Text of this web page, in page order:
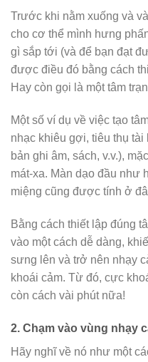
Trước khi nằm xuống và
cho cơ thể mình hưng
gì sắp tới (và để bạn đạt
được điều đó bằng cách
Hay còn gọi là một tâm
Một số ví dụ về việc tạo
nhạc khiêu gợi, tiêu thụ
bản ghi âm, sách, v.v.),
mát-xa. Màn dạo đầu như
miệng cũng được tính ở
Bằng cách thiết lập đúng
vào một cách dễ dàng,
sưng lên và trở nên nhạy
khoái cảm. Từ đó, cực
còn cách vài phút nữa!
2. Chạm vào vùng nhạy
Hãy nghĩ về nó như một